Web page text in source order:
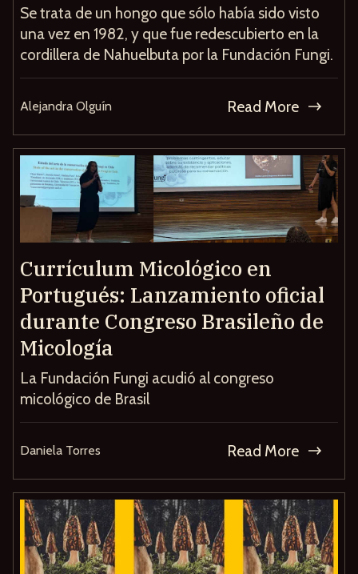
Se trata de un hongo que sólo había sido visto
una vez en 1982, y que fue redescubierto en la
cordillera de Nahuelbuta por la Fundación Fungi.
Alejandra Olguín Read More
Currículum Micológico en
Portugués: Lanzamiento oficial
durante Congreso Brasileño de
Micología
La Fundación Fungi acudió al congreso
micológico de Brasil
Daniela Torres Read More